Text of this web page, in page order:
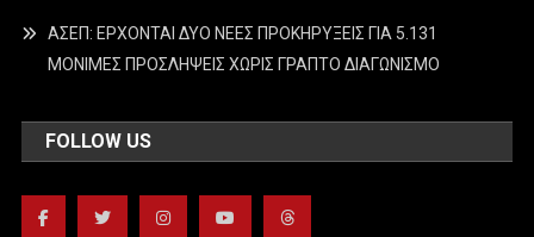
ΑΣΕΠ: ΕΡΧΟΝΤΑΙ ΔΥΟ ΝΕΕΣ ΠΡΟΚΗΡΥΞΕΙΣ ΓΙΑ 5.131
ΜΟΝΙΜΕΣ ΠΡΟΣΛΗΨΕΙΣ ΧΩΡΙΣ ΓΡΑΠΤΟ ΔΙΑΓΩΝΙΣΜΟ
FOLLOW US